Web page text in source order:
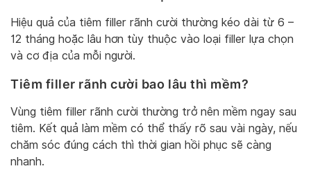
Hiệu quả của tiêm filler rãnh cười thường kéo dài từ 6 –
12 tháng hoặc lâu hơn tùy thuộc vào loại filler lựa chọn
và cơ địa của mỗi người.
Tiêm filler rãnh cười bao lâu thì mềm?
Vùng tiêm filler rãnh cười thường trở nên mềm ngay sau
tiêm. Kết quả làm mềm có thể thấy rõ sau vài ngày, nếu
chăm sóc đúng cách thì thời gian hồi phục sẽ càng
nhanh.